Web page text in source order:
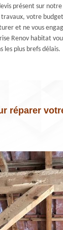
présent sur notre
votre
et ne vous
Renov habitat
les plus brefs délais.
réparer